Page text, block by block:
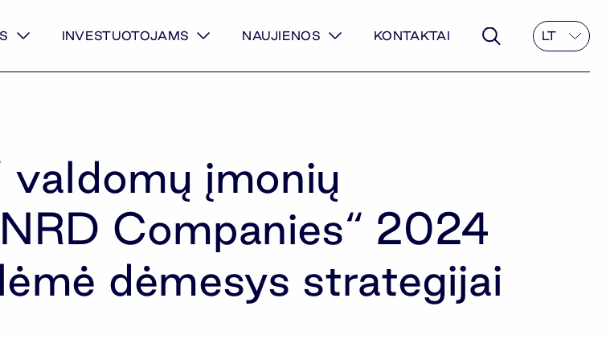
INVESTUOTOJAMS NAUJIENOS KONTAKTAI LT
valdomų įmonių
Companies“ 2024
dėmesys strategijai